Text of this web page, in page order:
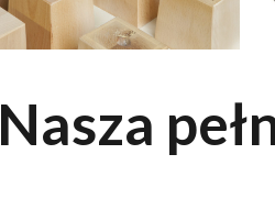
Nasza